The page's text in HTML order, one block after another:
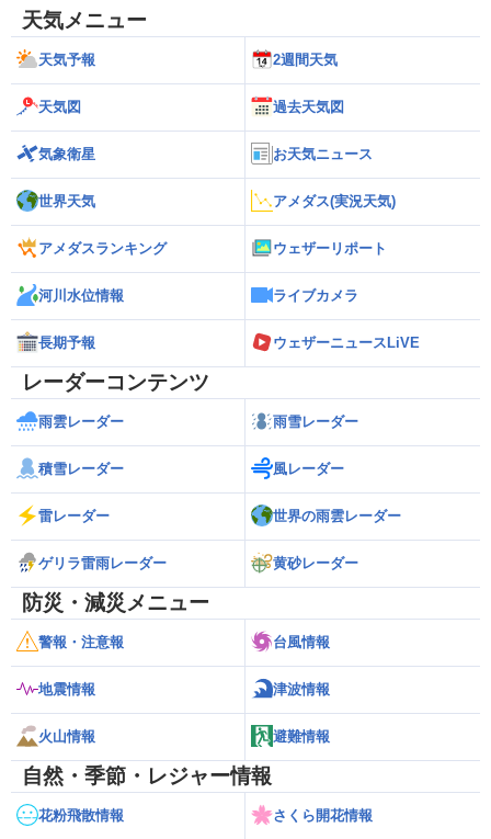
天気メニュー
天気予報 2週間天気
天気図 過去天気図
気象衛星 お天気ニュース
世界天気 アメダス(実況天気)
アメダスランキング ウェザーリポート
河川水位情報 ライブカメラ
長期予報 ウェザーニュースLiVE
レーダーコンテンツ
雨雲レーダー 雨雪レーダー
積雪レーダー 風レーダー
雷レーダー 世界の雨雲レーダー
ゲリラ雷雨レーダー 黄砂レーダー
防災・減災メニュー
警報・注意報 台風情報
地震情報 津波情報
火山情報 避難情報
自然・季節・レジャー情報
花粉飛散情報 さくら開花情報